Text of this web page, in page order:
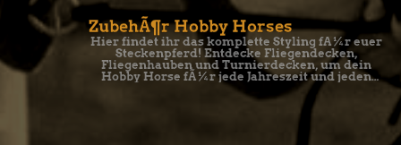
ZubehÃ¶r Hobby Horses
Hier findet ihr das komplette Styling fÃ¼r euer
Steckenpferd! Entdecke Fliegendecken,
Fliegenhauben und Turnierdecken, um dein
Hobby Horse fÃ¼r jede Jahreszeit und jeden
Auftritt perfekt auszustatten.